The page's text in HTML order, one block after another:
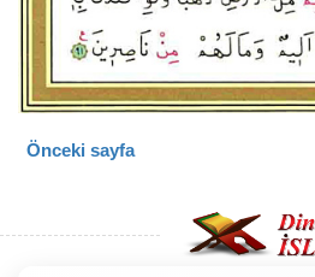
Önceki sayfa